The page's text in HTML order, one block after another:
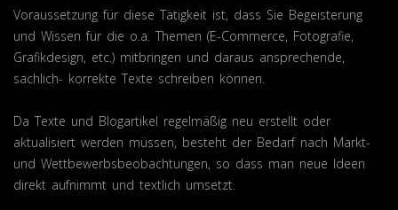
Voraussetzung für diese Tätigkeit ist, dass Sie Begeisterung
und Wissen für die o.a. Themen (E-Commerce, Fotografie,
Grafikdesign, etc.) mitbringen und daraus ansprechende,
sachlich- korrekte Texte schreiben können.
Da Texte und Blogartikel regelmäßig neu erstellt oder
aktualisiert werden müssen, besteht der Bedarf nach Markt-
und Wettbewerbsbeobachtungen, so dass man neue Ideen
direkt aufnimmt und textlich umsetzt.